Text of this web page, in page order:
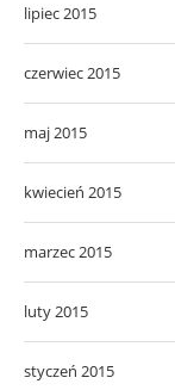
lipiec 2015
czerwiec 2015
maj 2015
kwiecień 2015
marzec 2015
luty 2015
styczeń 2015